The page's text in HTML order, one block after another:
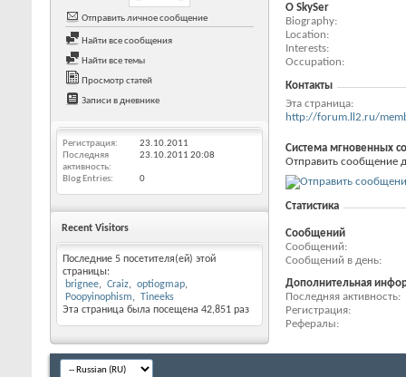
Отправить личное сообщение
Найти все сообщения
Найти все темы
Просмотр статей
Записи в дневнике
Регистрация
23.10.2011
Последняя
активность
23.10.2011 20:08
Blog Entries 0
Recent Visitors
Последние 5 посетителя(ей) этой
страницы:
brignee
Craiz
optiogmap
Poopyinophism
Tineeks
Эта страница была посещена 42,851 раз
О SkySer
Biography
Location
Interests
Occupation
Контакты
Эта страница
http://forum.ll2.ru/
Система мгновенных
Отправить сообщение
Статистика
Сообщений
Сообщений
Сообщений в день
Дополнительная
Последняя активность
Регистрация
Рефералы